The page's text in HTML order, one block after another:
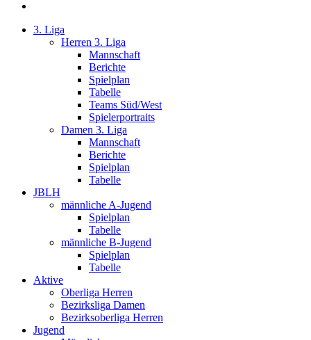
3. Liga
Herren 3. Liga
Mannschaft
Berichte
Spielplan
Tabelle
Teams Süd/West
Spielerportraits
Damen 3. Liga
Mannschaft
Berichte
Spielplan
Tabelle
JBLH
männliche A-Jugend
Spielplan
Tabelle
männliche B-Jugend
Spielplan
Tabelle
Aktive
Oberliga Herren
Bezirksliga Damen
Bezirksoberliga Herren
Jugend